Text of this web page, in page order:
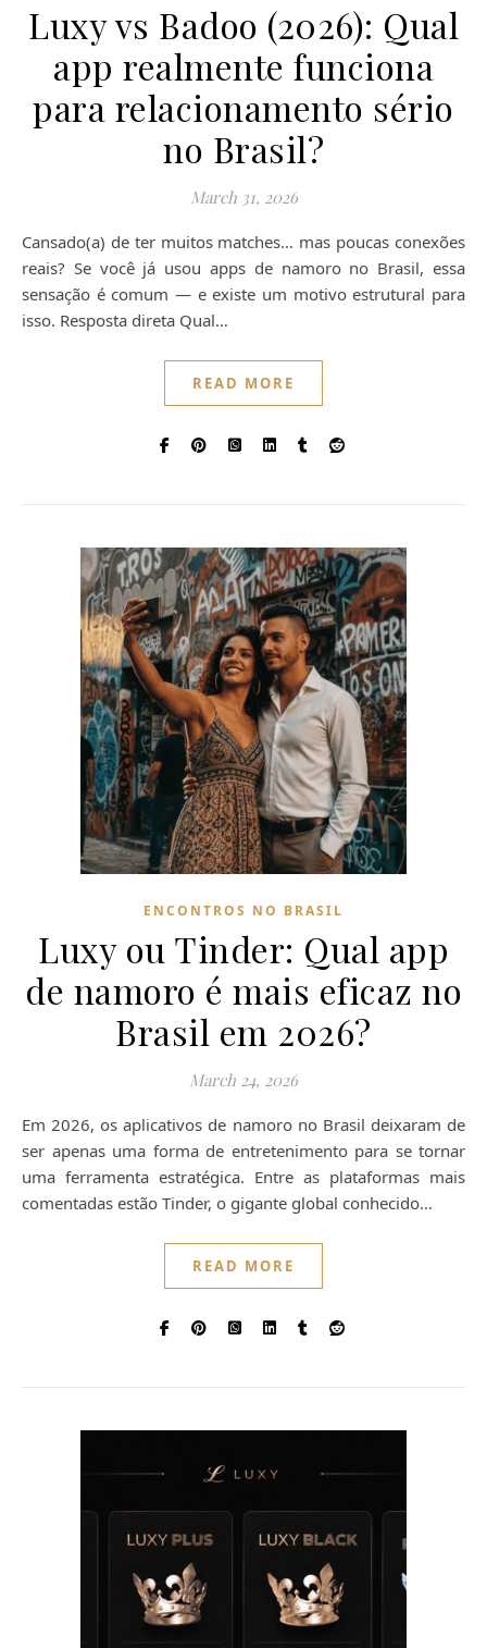
Luxy vs Badoo (2026): Qual
app realmente funciona
para relacionamento sério
no Brasil?
March 31, 2026
Cansado(a) de ter muitos matches… mas poucas conexões
reais? Se você já usou apps de namoro no Brasil, essa
sensação é comum — e existe um motivo estrutural para
isso. Resposta direta Qual…
READ MORE
ENCONTROS NO BRASIL
Luxy ou Tinder: Qual app
de namoro é mais eficaz no
Brasil em 2026?
March 24, 2026
Em 2026, os aplicativos de namoro no Brasil deixaram de
ser apenas uma forma de entretenimento para se tornar
uma ferramenta estratégica. Entre as plataformas mais
comentadas estão Tinder, o gigante global conhecido…
READ MORE